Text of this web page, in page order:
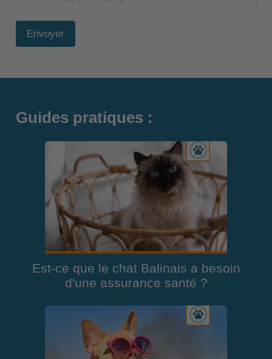
Envoyer
Guides pratiques :
Est-ce que le chat Balinais a besoin
d'une assurance santé ?